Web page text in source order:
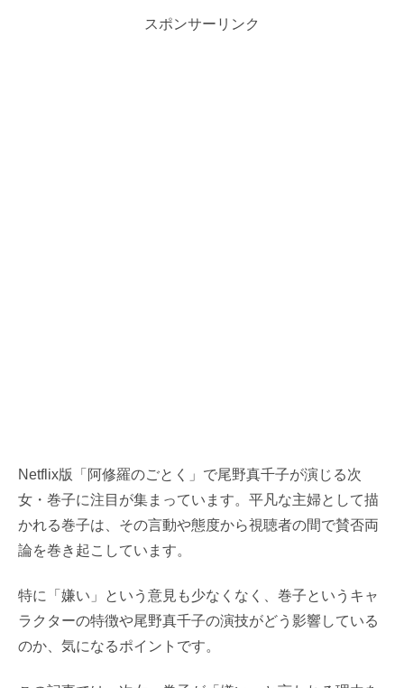
スポンサーリンク
Netflix版「阿修羅のごとく」で尾野真千子が演じる次
女・巻子に注目が集まっています。平凡な主婦として描
かれる巻子は、その言動や態度から視聴者の間で賛否両
論を巻き起こしています。
特に「嫌い」という意見も少なくなく、巻子というキャ
ラクターの特徴や尾野真千子の演技がどう影響している
のか、気になるポイントです。